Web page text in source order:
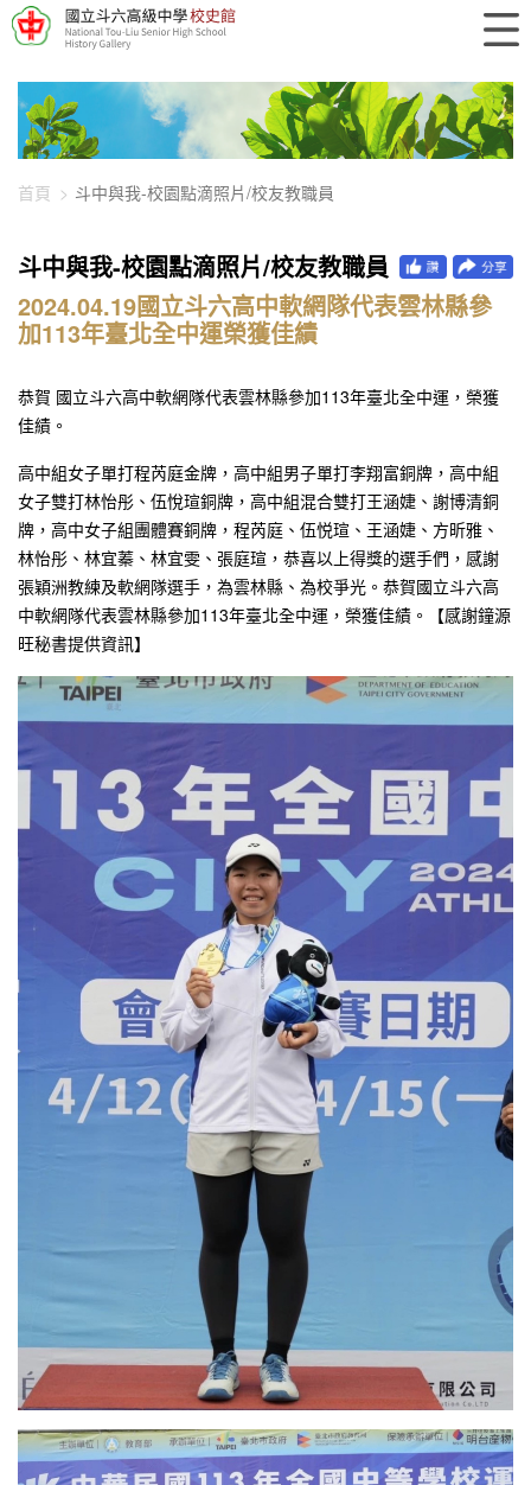
448-3529
首頁 斗中與我-校園點滴照片/校友教職員
斗中與我-校園點滴照片/校友教職員
2024.04.19國立斗六高中軟網隊代表雲林縣參
加113年臺北全中運榮獲佳績
恭賀 國立斗六高中軟網隊代表雲林縣參加113年臺北全中運，榮獲
佳績。
高中組女子單打程芮庭金牌，高中組男子單打李翔富銅牌，高中組
女子雙打林怡彤、伍悅瑄銅牌，高中組混合雙打王涵婕、謝博清銅
牌，高中女子組團體賽銅牌，程芮庭、伍悦瑄、王涵婕、方昕雅、
林怡彤、林宜蓁、林宜雯、張庭瑄，恭喜以上得獎的選手們，感謝
張穎洲教練及軟網隊選手，為雲林縣、為校爭光。恭賀國立斗六高
中軟網隊代表雲林縣參加113年臺北全中運，榮獲佳績。【感謝鐘源
旺秘書提供資訊】